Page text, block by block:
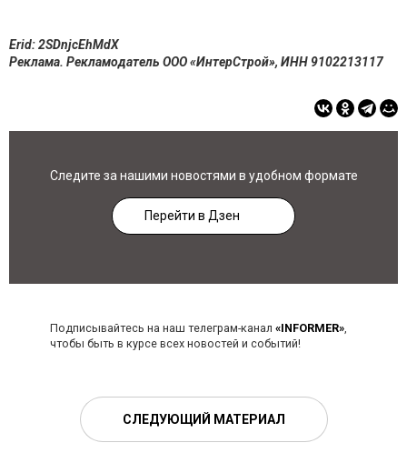
Erid: 2SDnjcEhMdX
Реклама. Рекламодатель ООО «ИнтерСтрой», ИНН 9102213117
Следите за нашими новостями в удобном формате
Перейти в Дзен
Подписывайтесь на наш телеграм-канал «INFORMER»,
чтобы быть в курсе всех новостей и событий!
СЛЕДУЮЩИЙ МАТЕРИАЛ